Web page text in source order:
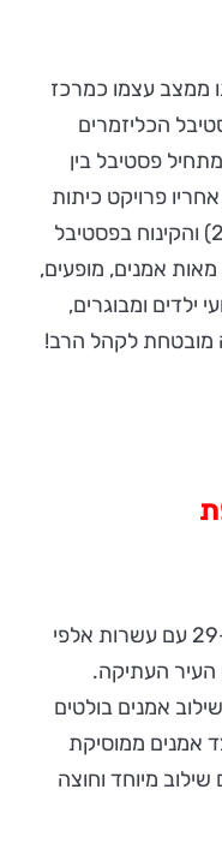
ממצב עצמו כמרכז
הכליזמרים
(17-15.8), וכבר מתחיל פסטיבל בין
במרום הגליל (18-26.8), אחריו פרויקט כיתות
האמן הבינלאומיות בצפת (21-25.8) והקינוח בפסטיבל
לבן אכזיב 2016 (25-26.8). מאות אמנים, מופעים,
ילדים ומבוגרים,
מובטחת לקהל הרב!
פסטיבל הכליזמרים נחגג בפעם ה-29 עם עשרות אלפי
העתיקה.
אמנים בולטים
אמנים ממוסיקת
מיוחד וחוצה